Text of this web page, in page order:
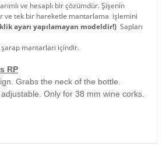
ve hesaplı bir çözümdür. Şişenin
ve tek bir hareketle mantarlama işlemini
ayarı yapılamayan modeldir!) Sapları
mantarları içindir.
RP
Grabs the neck of the bottle.
Only for 38 mm wine corks.